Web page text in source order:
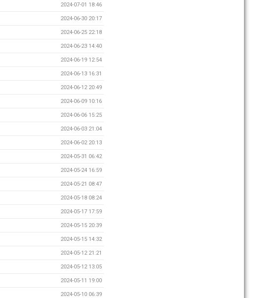
2024-07-01 18:46
2024-06-30 20:17
2024-06-25 22:18
2024-06-23 14:40
2024-06-19 12:54
2024-06-13 16:31
2024-06-12 20:49
2024-06-09 10:16
2024-06-06 15:25
2024-06-03 21:04
2024-06-02 20:13
2024-05-31 06:42
2024-05-24 16:59
2024-05-21 08:47
2024-05-18 08:24
2024-05-17 17:59
2024-05-15 20:39
2024-05-15 14:32
2024-05-12 21:21
2024-05-12 13:05
2024-05-11 19:00
2024-05-10 06:39